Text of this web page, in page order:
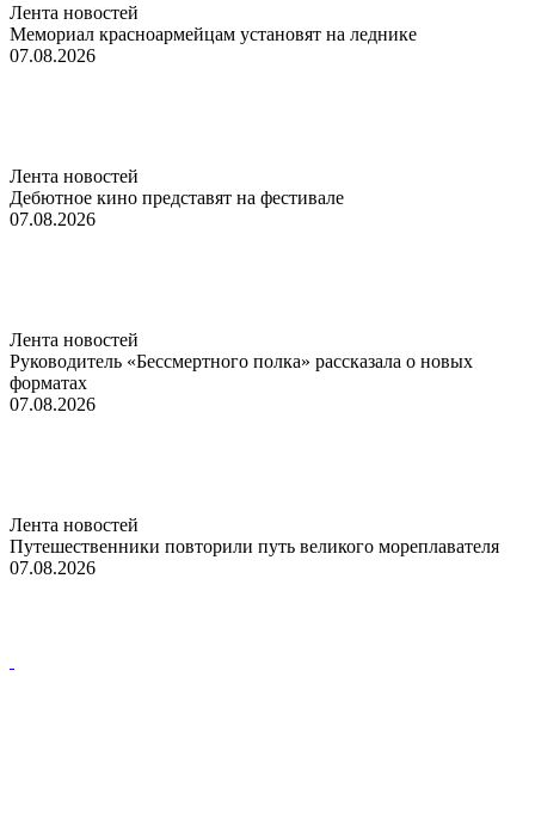
Лента новостей
Мемориал красноармейцам установят на леднике
07.08.2026
Лента новостей
Дебютное кино представят на фестивале
07.08.2026
Лента новостей
Руководитель «Бессмертного полка» рассказала о новых
форматах
07.08.2026
Лента новостей
Путешественники повторили путь великого мореплавателя
07.08.2026